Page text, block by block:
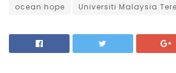
ocean hope
Universiti Malaysia